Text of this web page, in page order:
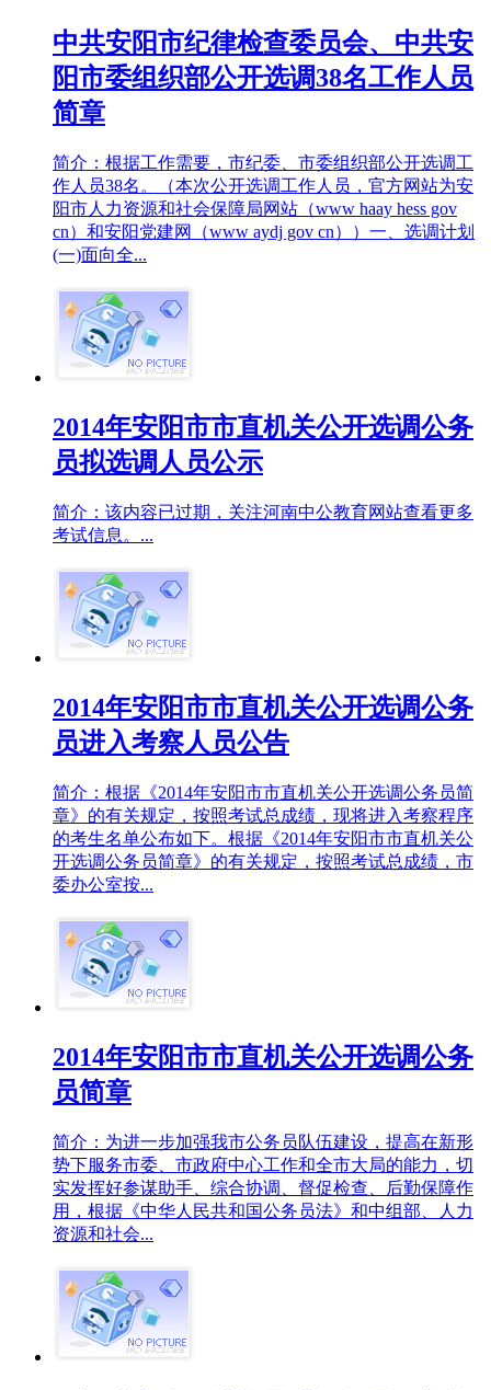
中共安阳市纪律检查委员会、中共安
阳市委组织部公开选调38名工作人员
简章
简介：根据工作需要，市纪委、市委组织部公开选调工
作人员38名。（本次公开选调工作人员，官方网站为安
阳市人力资源和社会保障局网站（www haay hess gov
cn）和安阳党建网（www aydj gov cn））一、选调计划
(一)面向全...
2014年安阳市市直机关公开选调公务
员拟选调人员公示
简介：该内容已过期，关注河南中公教育网站查看更多
考试信息。...
2014年安阳市市直机关公开选调公务
员进入考察人员公告
简介：根据《2014年安阳市市直机关公开选调公务员简
章》的有关规定，按照考试总成绩，现将进入考察程序
的考生名单公布如下。根据《2014年安阳市市直机关公
开选调公务员简章》的有关规定，按照考试总成绩，市
委办公室按...
2014年安阳市市直机关公开选调公务
员简章
简介：为进一步加强我市公务员队伍建设，提高在新形
势下服务市委、市政府中心工作和全市大局的能力，切
实发挥好参谋助手、综合协调、督促检查、后勤保障作
用，根据《中华人民共和国公务员法》和中组部、人力
资源和社会...